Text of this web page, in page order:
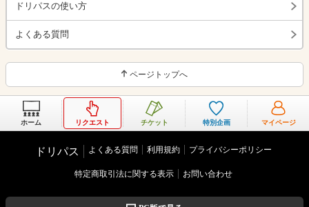
ドリパスの使い方
よくある質問
ページトップへ
ホーム リクエスト チケット 特別企画 マイページ
ドリパス よくある質問 利用規約 プライバシーポリシー
特定商取引法に関する表示 お問い合わせ